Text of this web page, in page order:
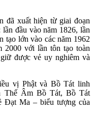
đã xuất hiện từ giai đoạn
đầu vào năm 1826, lần
tạo lớn vào các năm 1962
2000 với lần tôn tạo toàn
được vẻ uy nghiêm và
vị Phật và Bồ Tát linh
Thế Âm Bồ Tát, Bồ Tát
Ma – biểu tượng của